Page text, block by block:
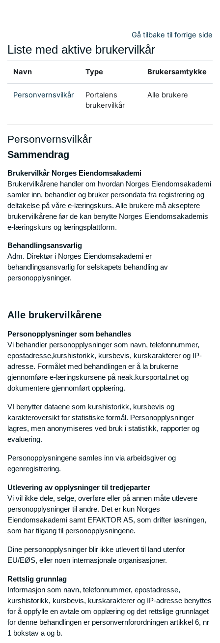
Gå tilbake til forrige side
Liste med aktive brukervilkår
Navn Type Brukersamtykke
Personvernsvilkår
Portalens
brukervilkår
Alle brukere
Personvernsvilkår
Sammendrag
Brukervilkår Norges Eiendomsakademi
Brukervilkårene handler om hvordan Norges Eiendomsakademi
samler inn, behandler og bruker persondata fra registrering og
deltakelse på våre e-læringskurs. Alle brukere må akseptere
brukervilkårene før de kan benytte Norges Eiendomsakademis
e-læringskurs og læringsplattform.
Behandlingsansvarlig
Adm. Direktør i Norges Eiendomsakademi er
behandlingsansvarlig for selskapets behandling av
personopplysninger.
Alle brukervilkårene
Personopplysninger som behandles
Vi behandler personopplysninger som navn, telefonnummer,
epostadresse,kurshistorikk, kursbevis, kurskarakterer og IP-
adresse. Formålet med behandlingen er å la brukerne
gjennomføre e-læringskursene på neak.kursportal.net og
dokumentere gjennomført opplæring.
VI benytter dataene som kurshistorikk, kursbevis og
karakteroversikt for statistiske formål. Personopplysninger
lagres, men anonymiseres ved bruk i statistikk, rapporter og
evaluering.
Personopplysningene samles inn via arbeidsgiver og
egenregistrering.
Utlevering av opplysninger til tredjeparter
Vi vil ikke dele, selge, overføre eller på annen måte utlevere
personopplysninger til andre. Det er kun Norges
Eiendomsakademi samt EFAKTOR AS, som drifter løsningen,
som har tilgang til personopplysningene.
Dine personopplysninger blir ikke utlevert til land utenfor
EU/EØS, eller noen internasjonale organisasjoner.
Rettslig grunnlag
Informasjon som navn, telefonnummer, epostadresse,
kurshistorikk, kursbevis, kurskarakterer og IP-adresse benyttes
for å oppfylle en avtale om opplæring og det rettslige grunnlaget
for denne behandlingen er personvernforordningen artikkel 6, nr
1 bokstav a og b.